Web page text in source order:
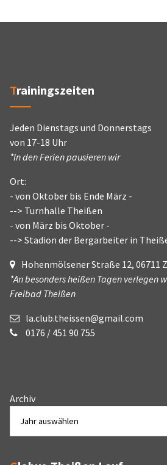
Trainingszeiten
Jeden Dienstags und Donnerstags
von 17-18 Uhr
*In den Ferien pausieren wir
Ort:
- von Oktober bis Ende März -
--> Turnhalle Theißen
- von März bis Oktober -
--> Stadion der Bergarbeiter in
Hohenmölsener Straße 12, 06711
*An besonders heißen Tagen verlegen
Freibad Theißen
la.club.theissen@gmail.com
0176 / 451 90 755
Archiv